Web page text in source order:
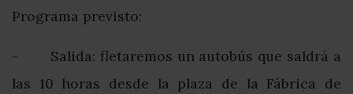
Programa previsto:
- Salida: fletaremos un autobús que saldrá a
las 10 horas desde la plaza de la Fábrica de